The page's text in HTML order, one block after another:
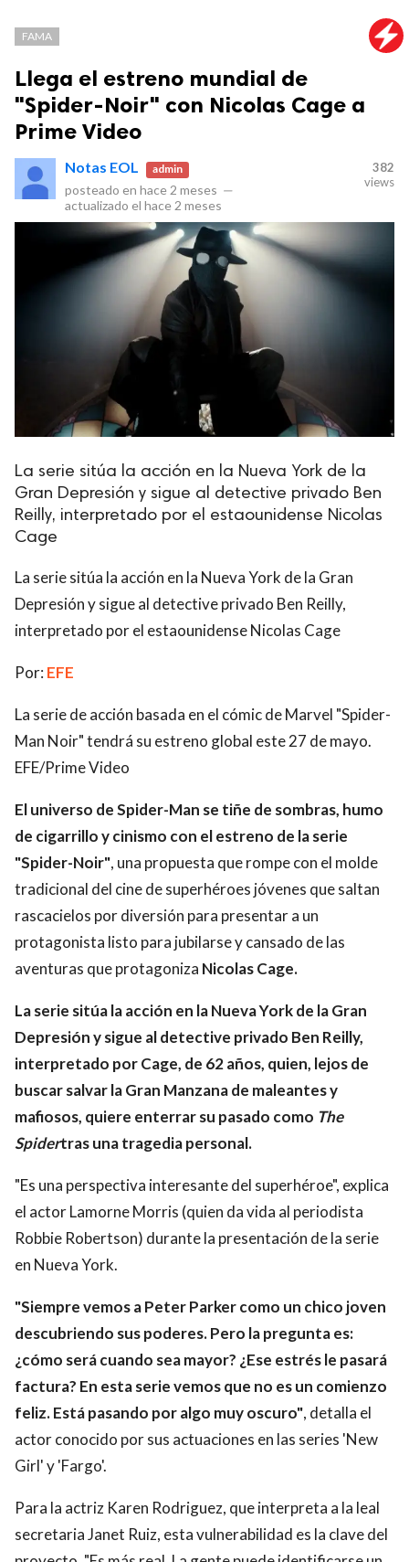
FAMA
Llega el estreno mundial de
"Spider-Noir" con Nicolas Cage a
Prime Video
Notas EOL admin
posteado en hace 2 meses —
actualizado el hace 2 meses
382
views
La serie sitúa la acción en la Nueva York de la
Gran Depresión y sigue al detective privado Ben
Reilly, interpretado por el estaounidense Nicolas
Cage
La serie sitúa la acción en la Nueva York de la Gran
Depresión y sigue al detective privado Ben Reilly,
interpretado por el estaounidense Nicolas Cage
Por: EFE
La serie de acción basada en el cómic de Marvel "Spider-
Man Noir" tendrá su estreno global este 27 de mayo.
EFE/Prime Video
El universo de Spider-Man se tiñe de sombras, humo
de cigarrillo y cinismo con el estreno de la serie
"Spider-Noir", una propuesta que rompe con el molde
tradicional del cine de superhéroes jóvenes que saltan
rascacielos por diversión para presentar a un
protagonista listo para jubilarse y cansado de las
aventuras que protagoniza Nicolas Cage.
La serie sitúa la acción en la Nueva York de la Gran
Depresión y sigue al detective privado Ben Reilly,
interpretado por Cage, de 62 años, quien, lejos de
buscar salvar la Gran Manzana de maleantes y
mafiosos, quiere enterrar su pasado como The
Spidertras una tragedia personal.
"Es una perspectiva interesante del superhéroe", explica
el actor Lamorne Morris (quien da vida al periodista
Robbie Robertson) durante la presentación de la serie
en Nueva York.
"Siempre vemos a Peter Parker como un chico joven
descubriendo sus poderes. Pero la pregunta es:
¿cómo será cuando sea mayor? ¿Ese estrés le pasará
factura? En esta serie vemos que no es un comienzo
feliz. Está pasando por algo muy oscuro", detalla el
actor conocido por sus actuaciones en las series 'New
Girl' y 'Fargo'.
Para la actriz Karen Rodriguez, que interpreta a la leal
secretaria Janet Ruiz, esta vulnerabilidad es la clave del